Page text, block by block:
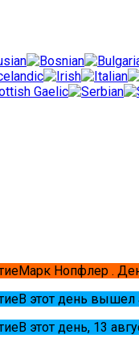
Марк Нопфлер .
В этот день вышел
В этот день, 13